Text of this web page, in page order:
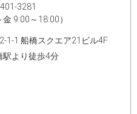
3281
9:00～18:00）
1 船橋スクエア21ビル4F
駅より徒歩4分